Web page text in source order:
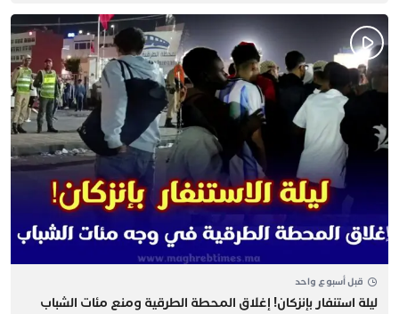
قبل أسبوع واحد
​ليلة استنفار بإنزكان! إغلاق المحطة الطرقية ومنع مئات الشباب